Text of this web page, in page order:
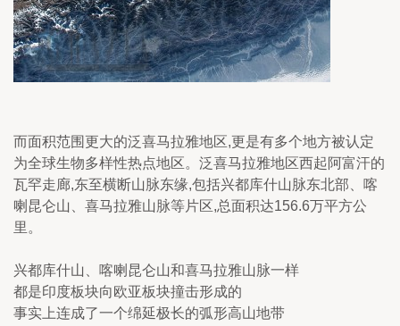
而面积范围更大的泛喜马拉雅地区,更是有多个地方被认定
为全球生物多样性热点地区。泛喜马拉雅地区西起阿富汗的
瓦罕走廊,东至横断山脉东缘,包括兴都库什山脉东北部、喀
喇昆仑山、喜马拉雅山脉等片区,总面积达156.6万平方公
里。
兴都库什山、喀喇昆仑山和喜马拉雅山脉一样
都是印度板块向欧亚板块撞击形成的
事实上连成了一个绵延极长的弧形高山地带